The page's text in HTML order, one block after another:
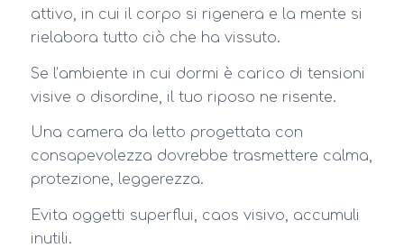
attivo, in cui il corpo si rigenera e la mente si
rielabora tutto ciò che ha vissuto.
Se l’ambiente in cui dormi è carico di tensioni
visive o disordine, il tuo riposo ne risente.
Una camera da letto progettata con
consapevolezza dovrebbe trasmettere calma,
protezione, leggerezza.
Evita oggetti superflui, caos visivo, accumuli
inutili.